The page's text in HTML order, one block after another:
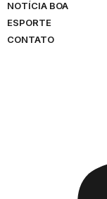
NOTÍCIA BOA
ESPORTE
CONTATO